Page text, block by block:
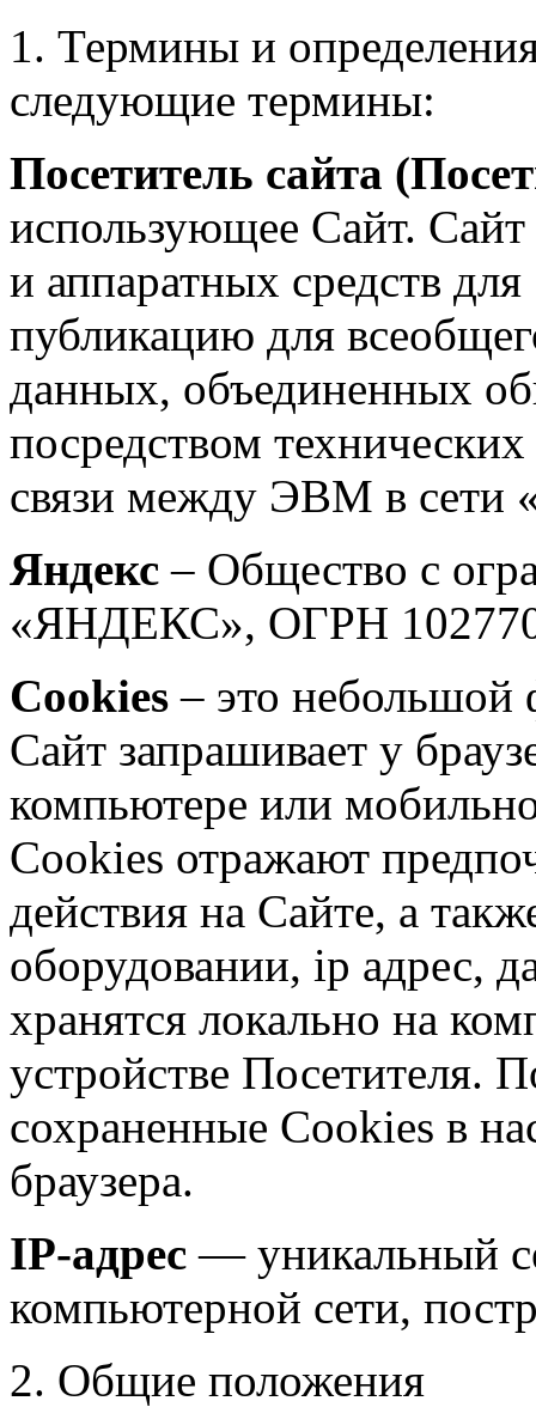
1. Термины и
следующие термины:
Посетитель сайта
использующее Сайт.
и аппаратных средств
публикацию для
данных, объединенных
посредством
связи между ЭВМ в сети
Яндекс – Общество с
«ЯНДЕКС», ОГРН
Cookies– это небольшой
Сайт запрашивает у
компьютере или
Cookies отражают
действия на Сайте, а
оборудовании, ip адрес,
хранятся локально на
устройстве Посетителя.
сохраненные Сookies в
браузера.
IP-адрес — уникальный
компьютерной сети,
2. Общие положения